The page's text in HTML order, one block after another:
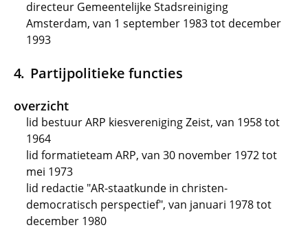
directeur Gemeentelijke Stadsreiniging
Amsterdam, van 1 september 1983 tot december
1993
Partijpolitieke functies
overzicht
lid bestuur ARP kiesvereniging Zeist, van 1958 tot
1964
lid formatieteam ARP, van 30 november 1972 tot
mei 1973
lid redactie "AR-staatkunde in christen-
democratisch perspectief", van januari 1978 tot
december 1980